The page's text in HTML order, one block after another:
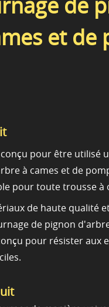
et de
pour être utilisé
à cames et de
pour toute trousse à
de haute qualité
de pignon
pour résister aux